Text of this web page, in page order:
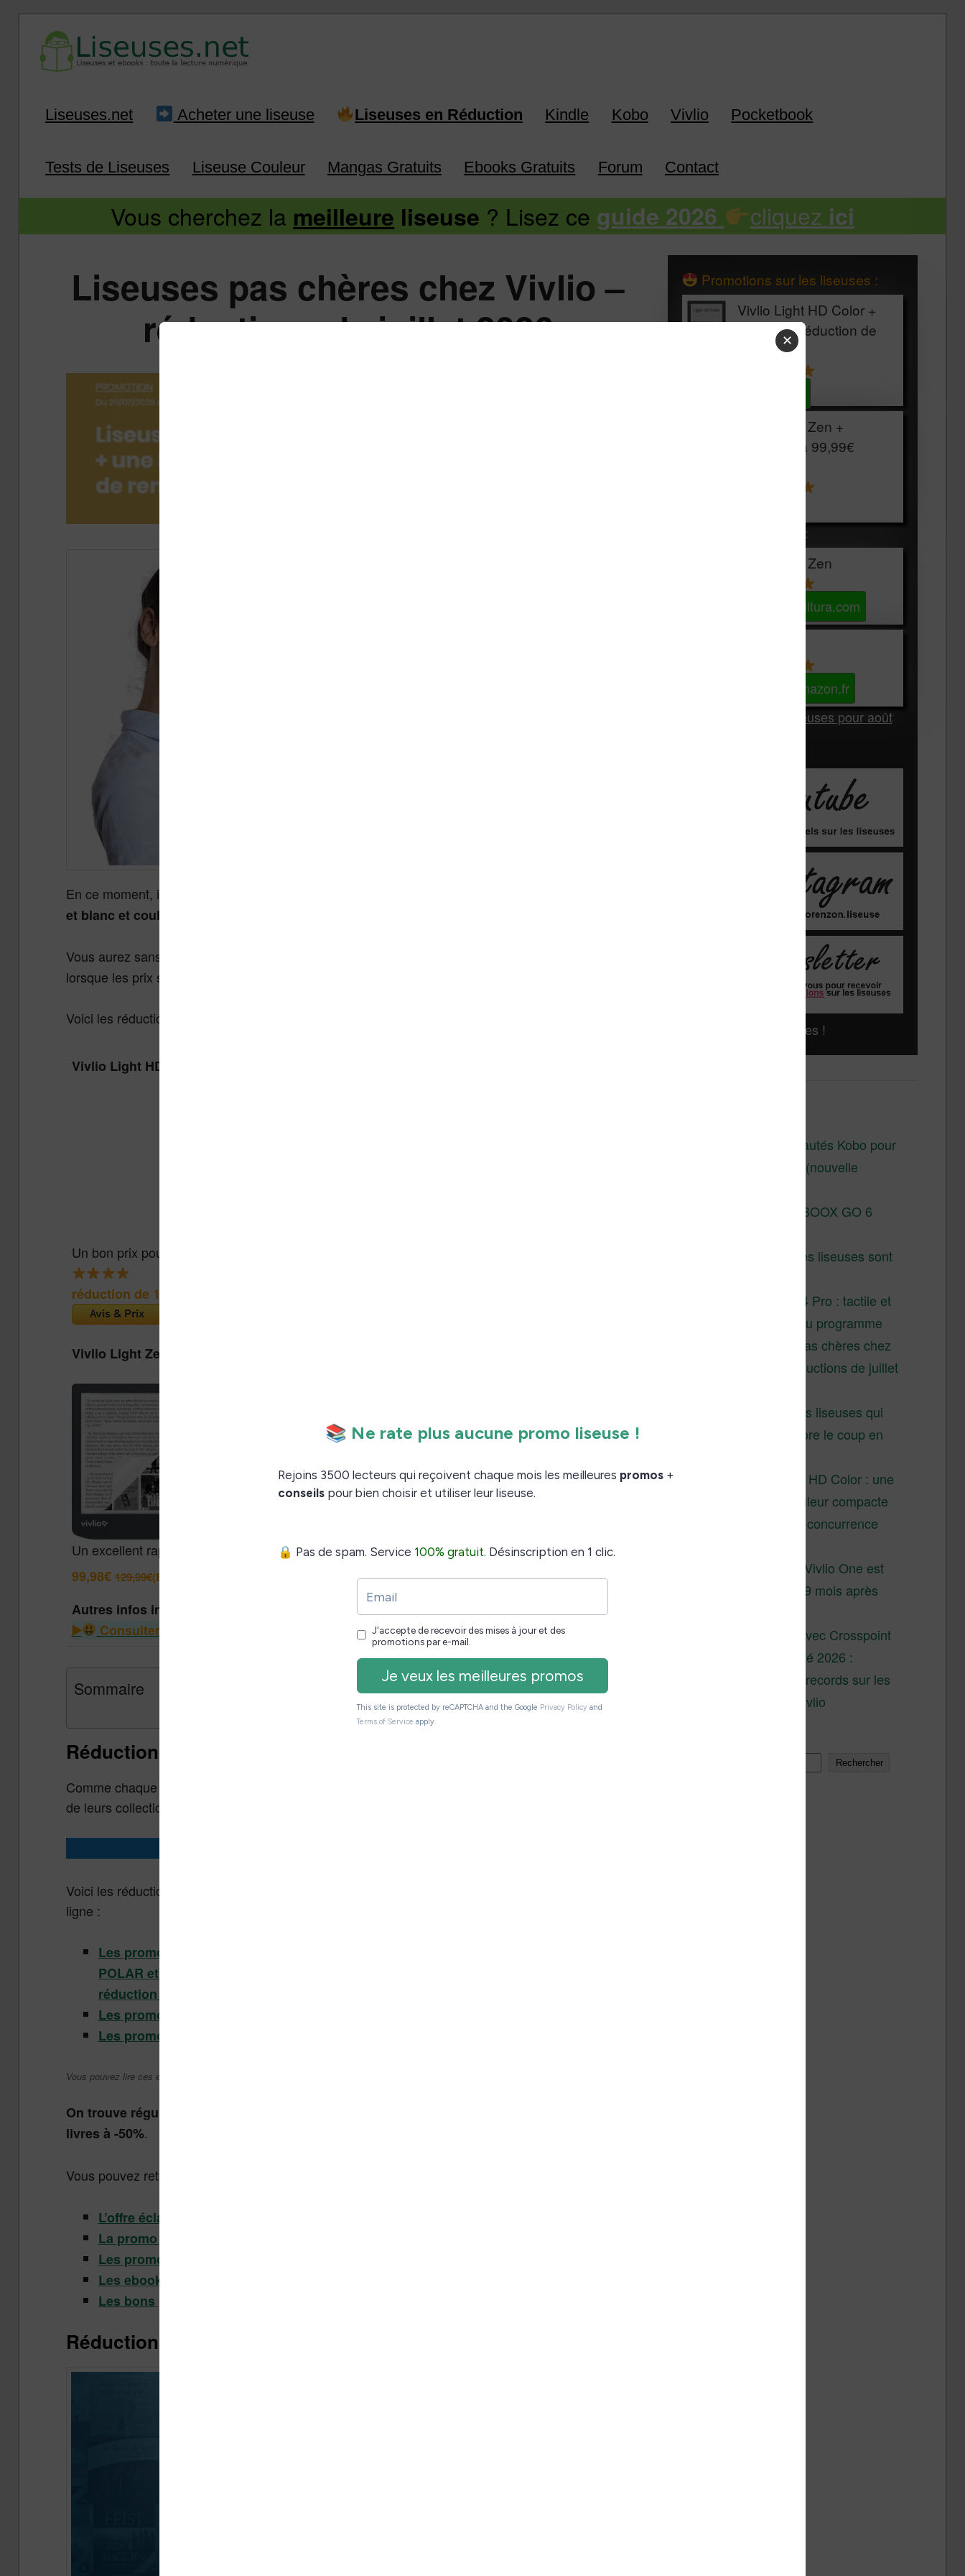
Infos sur les liseuses Kindle, Kobo, Vivlio, Pocketbook
Liseuses.net Acheter une liseuse Liseuses en Réduction Kindle Kobo Vivlio Pocketbook
Tests de Liseuses Liseuse Couleur Mangas Gratuits Ebooks Gratuits Forum Contact
Vous cherchez la meilleure liseuse ? Lisez ce guide 2026 cliquez ici
Liseuses pas chères chez Vivlio –
réductions de juillet 2026
En ce moment, il y a quelques
et blanc et couleur
Vous aurez sans doute envie de jeter un œil aux
lorsque les prix sont les plus intéressant.
Voici les réductions du moment :
Vivlio Light HD Color + Housse
Un bon prix pour une liseuse couleur abordable.
réduction de 15€
Vivlio Light Zen + Housse
Un excellent rapport qualité / prix pour cette liseuse de 6 pouces très accessible.
99,98€ 129,99€(Boulanger)
Autres infos intéressantes
Consulter le guide des liseuses à moins de 100€
Sommaire
Réduction sur les livres numériques / ebooks
Comme chaque semaine, les éditeurs de livres proposent des offres spéciales sur certains titres
de leurs collections.
Voici les réductions sur les ebooks sur les sites de libraires en
ligne :
Les promotions pour juillet 2026 : spécial ROMANCE,
POLAR et THRILLER –
réduction
Les promotions sur les ebooks Kobo (Fnac.com)
Les promotions sur les ebooks Kindle (Amazon.fr)
Vous pouvez lire ces ebooks sur liseuse, smartphone ou tablette
On trouve régulièrement des offres éditeurs donc un peu de tous dans cette sélection de
livres à -50%.
Vous pouvez retrouver
L’offre éclair Kindle de la semaine
La promo du moment sur les livres électroniques Kindle
Les promotions et petits prix sur les ebooks Kindle
Les ebooks sur Rakuten (pour liseuse Kobo)
Les bons plans et réductions ebooks Cultura
Réduction sur les livres audio
Promotions sur les liseuses :
Vivlio Light HD Color +
HOUSSE réduction de
Vivlio Light Zen +
HOUSSE à 99,99€
Les accessibles :
Vivlio Light Zen
Voir sur Cultura.com
Voir sur Amazon.fr
Les Meilleures liseuses pour août
Liseuses pas chères !
Les nouveautés Kobo pour
la fin 2026 (nouvelle
Test de la BOOX GO 6
Pourquoi les liseuses sont
XTEINK X4 Pro : tactile et
éclairage au programme
Liseuses pas chères chez
Vivlio – réductions de juillet
3 anciennes liseuses qui
valent encore le coup en
Vivlio Light HD Color : une
liseuse couleur compacte
à prix défiant toute concurrence
La liseuse Vivlio One est
un succès 9 mois après
XTEINK X4 : test avec Crosspoint
Soldes d’été 2026 :
réductions records sur les
liseuses Kobo et Vivlio
Rechercher
✕